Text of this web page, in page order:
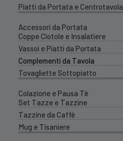
Piatti da Portata e Centrotavola
Accessori da Portata
Coppe Ciotole e Insalatiere
Vassoi e Piatti da Portata
Complementi da Tavola
Tovagliette Sottopiatto
Colazione e Pausa Tè
Set Tazze e Tazzine
Tazzine da Caffè
Mug e Tisaniere